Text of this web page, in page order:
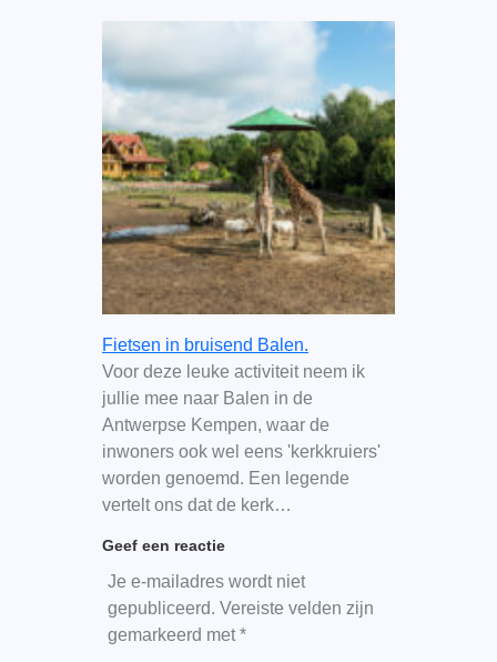
Fietsen in bruisend Balen.
Voor deze leuke activiteit neem ik
jullie mee naar Balen in de
Antwerpse Kempen, waar de
inwoners ook wel eens 'kerkkruiers'
worden genoemd. Een legende
vertelt ons dat de kerk…
Geef een reactie
Je e-mailadres wordt niet
gepubliceerd. Vereiste velden zijn
gemarkeerd met*